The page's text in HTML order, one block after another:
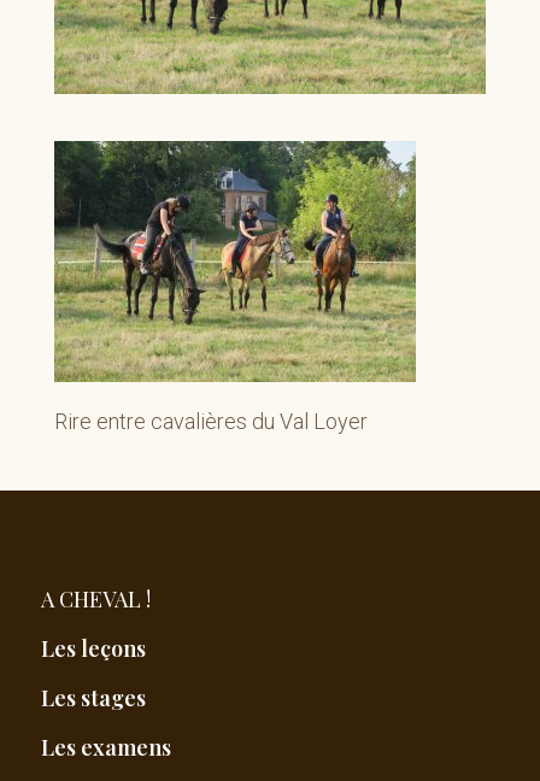
Rire entre cavalières du Val Loyer
A CHEVAL !
Les leçons
Les stages
Les examens